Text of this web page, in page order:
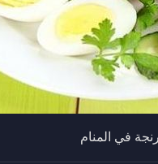
في المنام